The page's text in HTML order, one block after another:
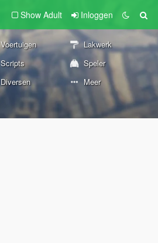
Show Adult Inloggen
Voertuigen
Lakwerk
Scripts
Speler
Diversen Meer